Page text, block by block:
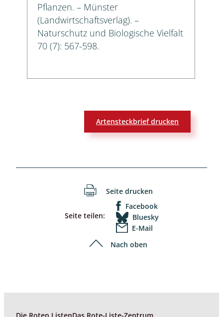
Pflanzen. – Münster
(Landwirtschaftsverlag). –
Naturschutz und Biologische Vielfalt
70 (7): 567-598.
Artensteckbrief drucken
Seite drucken
Seite teilen:
Facebook
Bluesky
E-Mail
Nach oben